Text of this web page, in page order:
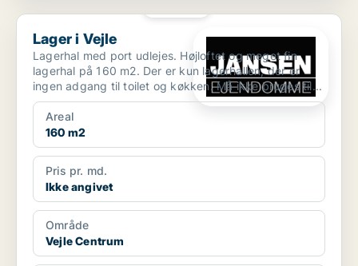
Lager i Vejle
Lager i Vejle
Lagerhal med port udlejes. Højloftet og meget fin
lagerhal på 160 m2. Der er kun lagerhallen, der er
ingen adgang til toilet og køkken. Må ikke bruges til...
Areal
160 m2
Pris pr. md.
Ikke angivet
Område
Vejle Centrum